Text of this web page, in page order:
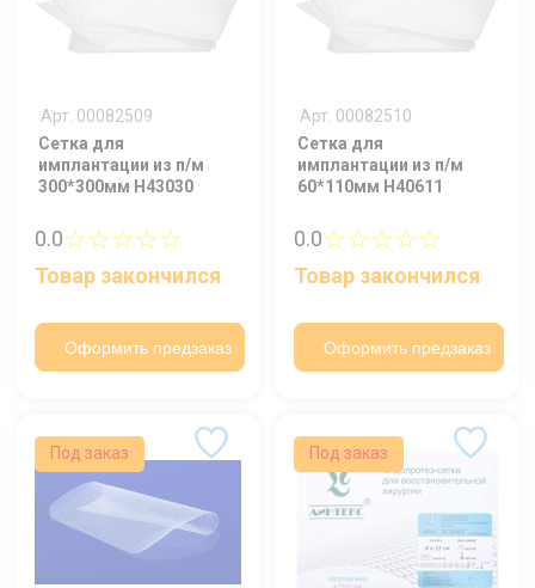
Арт. 00082509
Сетка для
имплантации из п/м
300*300мм Н43030
0.0☆☆☆☆☆
Товар закончился
Оформить предзаказ
Арт. 00082510
Сетка для
имплантации из п/м
60*110мм Н40611
0.0☆☆☆☆☆
Товар закончился
Оформить предзаказ
Под заказ Под заказ